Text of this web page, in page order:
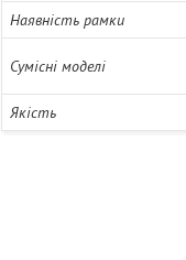
Наявність рамки
Сумісні моделі
Якість